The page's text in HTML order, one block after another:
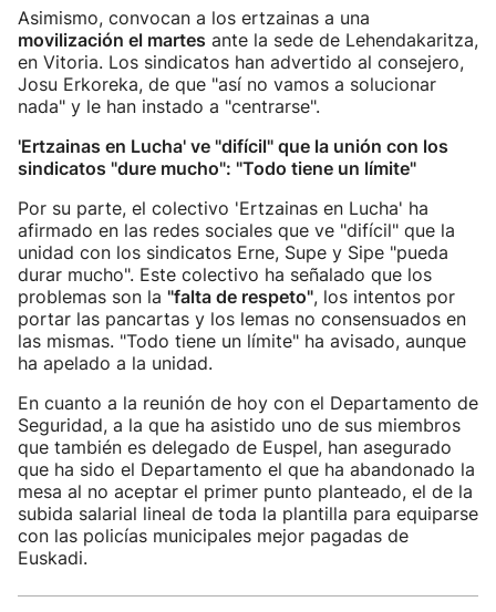
Asimismo, convocan a los ertzainas a una
movilización el martes ante la sede de Lehendakaritza,
en Vitoria. Los sindicatos han advertido al consejero,
Josu Erkoreka, de que "así no vamos a solucionar
nada" y le han instado a "centrarse".
'Ertzainas en Lucha' ve "difícil" que la unión con los
sindicatos "dure mucho": "Todo tiene un límite"
Por su parte, el colectivo 'Ertzainas en Lucha' ha
afirmado en las redes sociales que ve "difícil" que la
unidad con los sindicatos Erne, Supe y Sipe "pueda
durar mucho". Este colectivo ha señalado que los
problemas son la "falta de respeto", los intentos por
portar las pancartas y los lemas no consensuados en
las mismas. "Todo tiene un límite" ha avisado, aunque
ha apelado a la unidad.
En cuanto a la reunión de hoy con el Departamento de
Seguridad, a la que ha asistido uno de sus miembros
que también es delegado de Euspel, han asegurado
que ha sido el Departamento el que ha abandonado la
mesa al no aceptar el primer punto planteado, el de la
subida salarial lineal de toda la plantilla para equiparse
con las policías municipales mejor pagadas de
Euskadi.